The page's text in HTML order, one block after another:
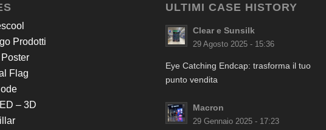
Prodotti
Flag
– 3D
ULTIMI CASE HISTORY
Clear e Sunsilk
29 Agosto 2025 - 15:36
Eye Catching Endcap: trasforma il tuo
punto vendita
Macron
29 Gennaio 2025 - 17:23